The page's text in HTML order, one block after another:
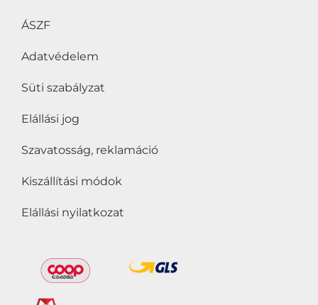
ÁSZF
Adatvédelem
Süti szabályzat
Elállási jog
Szavatosság, reklamáció
Kiszállítási módok
Elállási nyilatkozat